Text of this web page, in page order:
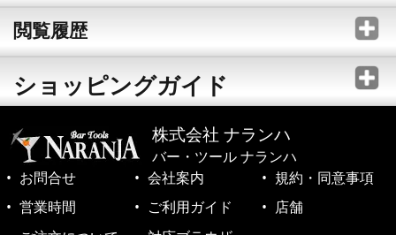
閲覧履歴
ショッピングガイド
株式会社 ナランハ
バー・ツール ナランハ
お問合せ
会社案内
規約・同意事項
営業時間
ご利用ガイド
店舗